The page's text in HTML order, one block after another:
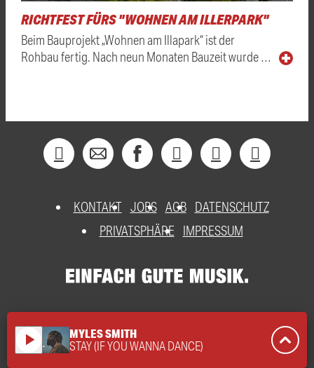
RICHTFEST FÜRS "WOHNEN AM ILLERPARK"
Beim Bauprojekt „Wohnen am Illapark“ ist der
Rohbau fertig. Nach neun Monaten Bauzeit wurde …
KONTAKT JOBS AGB DATENSCHUTZ
PRIVATSPHÄRE
IMPRESSUM
play_arrow MYLES SMITH
STAY (IF YOU WANNA DANCE)